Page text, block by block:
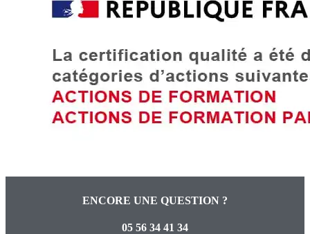
ENCORE UNE QUESTION ?
05 56 34 41 34